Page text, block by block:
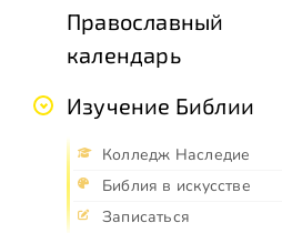
Православный
календарь
Изучение Библии
Колледж Наследие
Библия в искусстве
Записаться